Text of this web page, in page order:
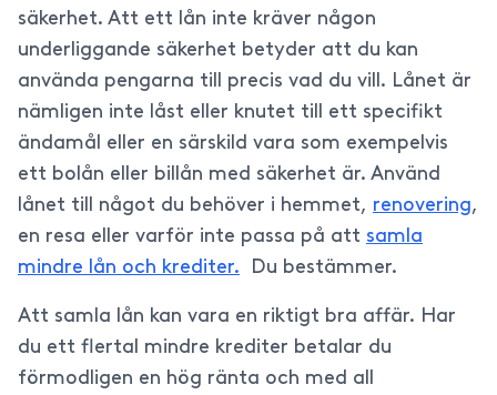
säkerhet. Att ett lån inte kräver någon
underliggande säkerhet betyder att du kan
använda pengarna till precis vad du vill. Lånet är
nämligen inte låst eller knutet till ett specifikt
ändamål eller en särskild vara som exempelvis
ett bolån eller billån med säkerhet är. Använd
lånet till något du behöver i hemmet, renovering,
en resa eller varför inte passa på att samla
mindre lån och krediter. Du bestämmer.
Att samla lån kan vara en riktigt bra affär. Har
du ett flertal mindre krediter betalar du
förmodligen en hög ränta och med all